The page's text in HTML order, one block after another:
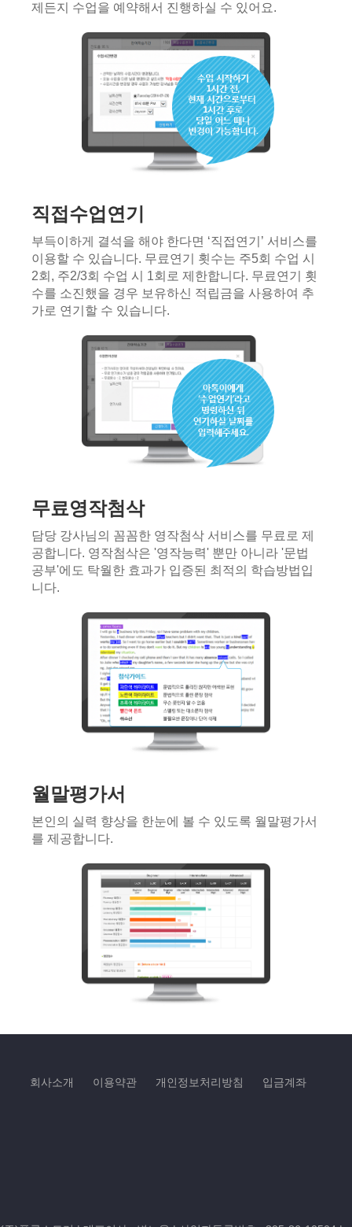
제든지 수업을 예약해서 진행하실 수 있어요.
직접수업연기
부득이하게 결석을 해야 한다면 ‘직접연기’ 서비스를
이용할 수 있습니다. 무료연기 횟수는 주5회 수업 시
2회, 주2/3회 수업 시 1회로 제한합니다. 무료연기 횟
수를 소진했을 경우 보유하신 적립금을 사용하여 추
가로 연기할 수 있습니다.
무료영작첨삭
담당 강사님의 꼼꼼한 영작첨삭 서비스를 무료로 제
공합니다. 영작첨삭은 '영작능력' 뿐만 아니라 '문법
공부'에도 탁월한 효과가 입증된 최적의 학습방법입
니다.
월말평가서
본인의 실력 향상을 한눈에 볼 수 있도록 월말평가서
를 제공합니다.
회사소개 이용약관 개인정보처리방침 입금계좌